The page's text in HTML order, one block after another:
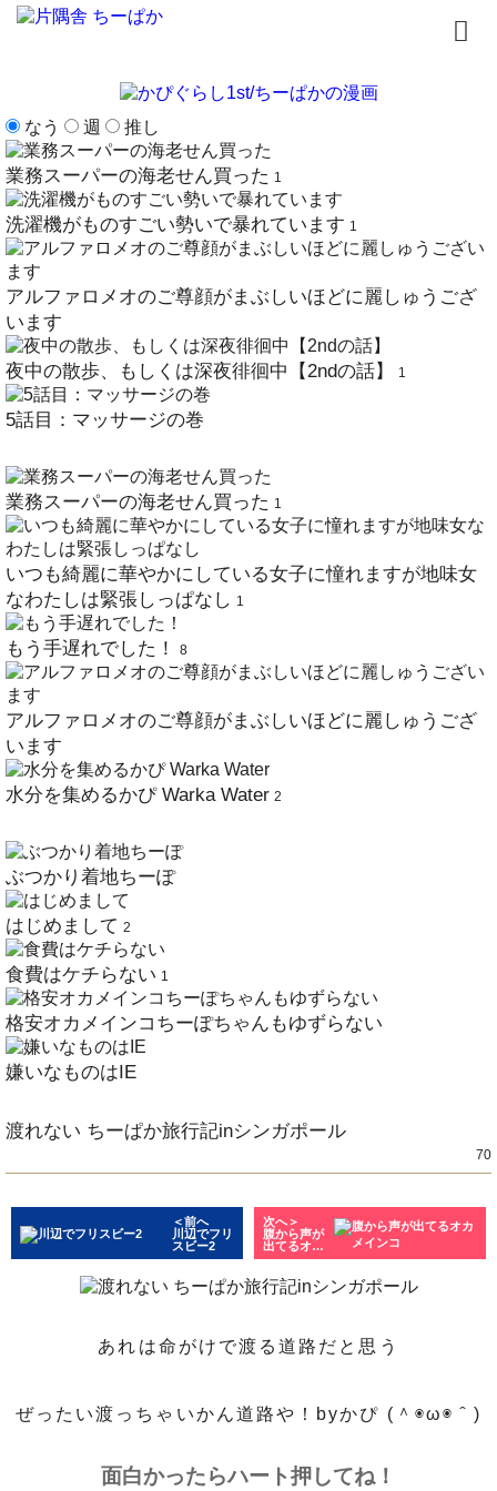
なう 週 推し
業務スーパーの海老せん買った 1
洗濯機がものすごい勢いで暴れています 1
アルファロメオのご尊顔がまぶしいほどに麗しゅうござ
います
夜中の散歩、もしくは深夜徘徊中【2ndの話】 1
5話目：マッサージの巻
業務スーパーの海老せん買った 1
いつも綺麗に華やかにしている女子に憧れますが地味女
なわたしは緊張しっぱなし 1
もう手遅れでした！ 8
アルファロメオのご尊顔がまぶしいほどに麗しゅうござ
います
水分を集めるかぴ Warka Water 2
ぶつかり着地ちーぽ
はじめまして 2
食費はケチらない 1
格安オカメインコちーぽちゃんもゆずらない
嫌いなものはIE
渡れない ちーぱか旅行記inシンガポール
70
＜前へ
川辺でフリ
スビー2
次へ＞
腹から声が
出てるオカ
メインコ
あれは命がけで渡る道路だと思う
ぜったい渡っちゃいかん道路や！byかぴ (＾◉ω◉＾)
面白かったらハート押してね！
トップページ
書籍
無料漫画
はじめまして
お問合せ